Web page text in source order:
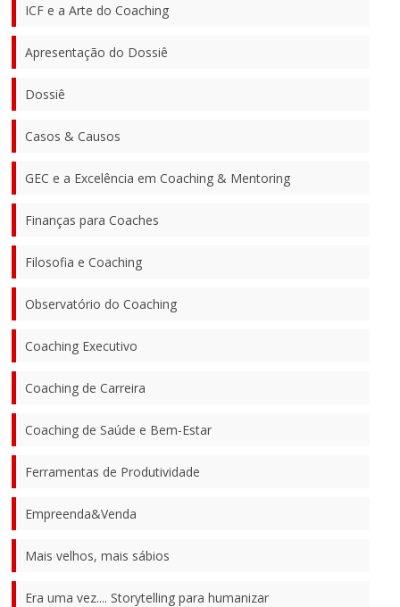
ICF e a Arte do Coaching
Apresentação do Dossiê
Dossiê
Casos & Causos
GEC e a Excelência em Coaching & Mentoring
Finanças para Coaches
Filosofia e Coaching
Observatório do Coaching
Coaching Executivo
Coaching de Carreira
Coaching de Saúde e Bem-Estar
Ferramentas de Produtividade
Empreenda&Venda
Mais velhos, mais sábios
Era uma vez.... Storytelling para humanizar